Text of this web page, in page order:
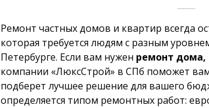
Ремонт частных домов и квартир всегда
которая требуется людям с разным
Петербурге. Если вам нужен ремонт дома,
компании «ЛюксСтрой» в СПб поможет
подберет лучшее решение для вашего
определяется типом ремонтных работ: